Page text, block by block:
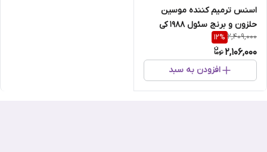
اسنس ترمیم کننده موسین
حلزون و برنج سئول 1988 کی
سکرت
2,409,000
12%
2,106,000
افزودن به سبد